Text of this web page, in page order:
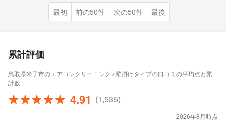
最初 前の50件 次の50件 最後
累計評価
鳥取県米子市のエアコンクリーニング / 壁掛けタイプの口コミの平均点と累
計数
4.91 (1,535)
2026年8月時点